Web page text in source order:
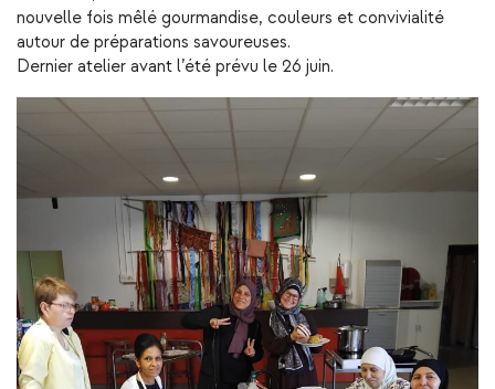
nouvelle fois mêlé gourmandise, couleurs et convivialité
autour de préparations savoureuses.
Dernier atelier avant l’été prévu le 26 juin.